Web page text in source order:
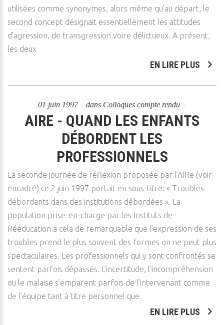
utilisées comme synonymes, alors même qu’au départ, le
second concept désignait essentiellement les attitudes
d’agression, de transgression voire délictueux. A présent,
les deux
EN LIRE PLUS
01 juin 1997 dans Colloques compte rendu
AIRE - QUAND LES ENFANTS
DÉBORDENT LES
PROFESSIONNELS
La seconde journée de réflexion proposée par l’AIRe (voir
encadré) ce 2 juin 1997 portait en sous-titre: « Troubles
débordants dans des institutions débordées ». La
population prise-en-charge par les Instituts de
Rééducation a cela de remarquable que l’expression de ses
troubles prend le plus souvent des formes on ne peut plus
spectaculaires. Les professionnels qui y sont confrontés se
sentent parfois dépassés. L’incertitude, l’incompréhension
ou le malaise s’emparent parfois de l’intervenant comme
de l’équipe tant à titre personnel que
EN LIRE PLUS